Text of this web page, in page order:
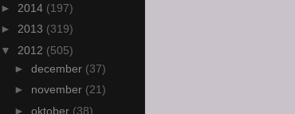
► 2014 (197)
► 2013 (319)
▼ 2012 (505)
► december (37)
► november (21)
► oktober (38)